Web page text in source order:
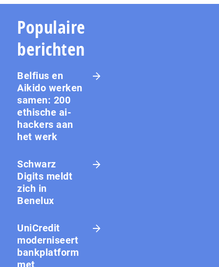
Populaire
berichten
Belfius en
Aikido werken
samen: 200
ethische ai-
hackers aan
het werk
Schwarz
Digits meldt
zich in
Benelux
UniCredit
moderniseert
bankplatform